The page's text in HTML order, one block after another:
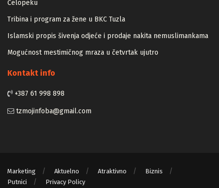
Čelopeku
Tribina i program za žene u BKC Tuzla
Islamski propis šivenja odjeće i prodaje nakita nemuslimankama
Mogućnost mestimičnog mraza u četvrtak ujutro
Kontakt info
+387 61 998 898
tzmojinfoba@gmail.com
Marketing Aktuelno Atraktivno
Biznis
Putnici
Privacy Policy